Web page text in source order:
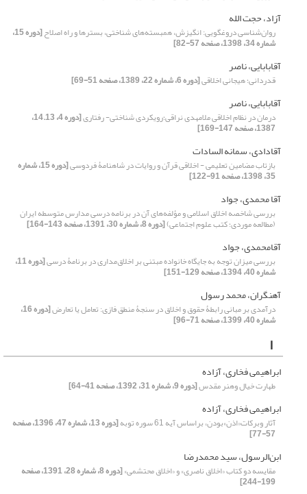
آزاد، حجت الله
روان‌شناسی دروغگویی: انگیزش، همبسته‌های شناختی، بسترها و راه اصلاح [دوره 15،
شماره 34، 1398، صفحه 57-82]
آقابابایی، ناصر
قدردانی؛ هیجانی اخلاقی[دوره 6، شماره 22، 1389، صفحه 51-69]
آقابابایی، ناصر
درمان در نظام اخلاقی ملامهدی نراقی؛رویکردی شناختی- رفتاری [دوره 4، 14.13،
1387، صفحه 147-169]
آقادادی، سمانه السادات
بازتاب مضامین تعلیمی - اخلاقی قرآن و روایات در شاهنامۀ فردوسی [دوره 15، شماره
35، 1398، صفحه 91-122]
آقا محمدی، جواد
بررسی شاخصه اخلاق اسلامی و مؤلفه‌های آن در برنامه درسی مدارس متوسطه ایران
(مطالعه موردی؛ کتب علوم اجتماعی)[دوره 8، شماره 30، 1391، صفحه 143-164]
آقامحمدی، جواد
بررسی میزان توجه به جایگاه خانواده مبتنی بر اخلاق‌مداری در برنامۀ درسی [دوره 11،
شماره 40، 1394، صفحه 129-151]
آهنگران، محمد رسول
درآمدی بر مبانی رابطۀ حقوق و اخلاق در سنجۀ منطق ‌فازی: تعامل یا تعارض [دوره 16،
شماره 40، 1399، صفحه 71-96]
ا
ابراهیمی فخاری، آزاده
طهارت خیال وهنر مقدس[دوره 9، شماره 31، 1392، صفحه 41-64]
ابراهیمی فخاری، آزاده
آثار وبرکات«اذن»بودن، براساس آیه 61 سوره توبه [دوره 13، شماره 47، 1396، صفحه
57-77]
ابن‌الرسول، سید محمدرضا
مقایسه دو کتاب «اخلاق ناصری» و «اخلاق محتشمی» [دوره 8، شماره 28، 1391، صفحه
199-244]